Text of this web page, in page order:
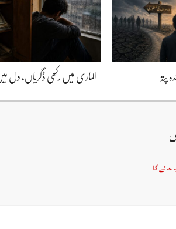
پتہ الماری میں رکھی ڈگریاں، دل
جائے گا